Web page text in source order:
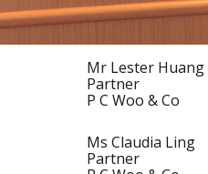
Mr Lester Huang
Partner
P C Woo & Co
Ms Claudia Ling
Partner